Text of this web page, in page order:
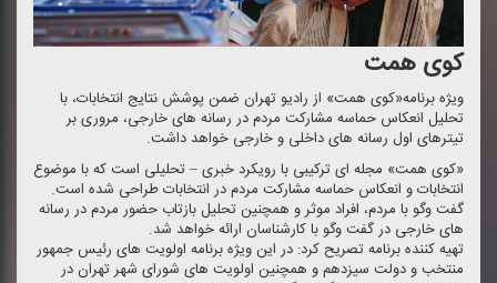
كوی همت
ویژه برنامه«كوی همت» از رادیو تهران ضمن پوشش نتایج انتخابات، با
تحلیل انعكاس حماسه مشاركت مردم در رسانه های خارجی، مروری بر
تیترهای اول رسانه های داخلی و خارجی خواهد داشت.
«كوی همت» مجله ای تركیبی با رویكرد خبری – تحلیلی است كه با موضوع
انتخابات و انعكاس حماسه مشاركت مردم در انتخابات طراحی شده است.
گفت وگو با مردم، افراد موثر و همچنین تحلیل بازتاب حضور مردم در رسانه
های خارجی در گفت وگو با كارشناسان ارائه خواهد شد.
تهیه كننده برنامه تصریح كرد: در این ویژه برنامه اولویت های رئیس جمهور
منتخب و دولت سیزدهم و همچنین اولویت های شورای شهر تهران در